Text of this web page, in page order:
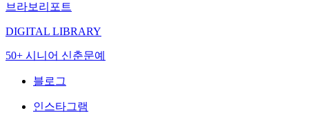
브라보리포트
DIGITAL LIBRARY
50+ 시니어 신춘문예
블로그
인스타그램